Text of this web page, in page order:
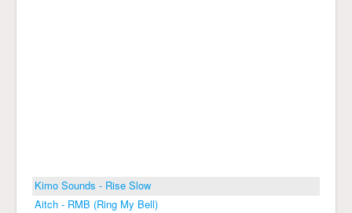
Kimo Sounds - Rise Slow
Aitch - RMB (Ring My Bell)